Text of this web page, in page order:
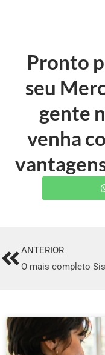
Pronto
seu
gente
venha
PrevANTERIOR